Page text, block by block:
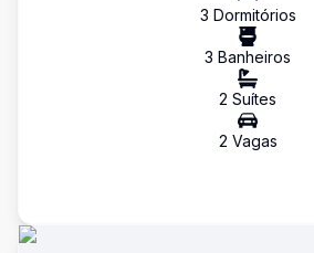
3 Dormitórios
3 Banheiros
2 Suítes
2 Vagas